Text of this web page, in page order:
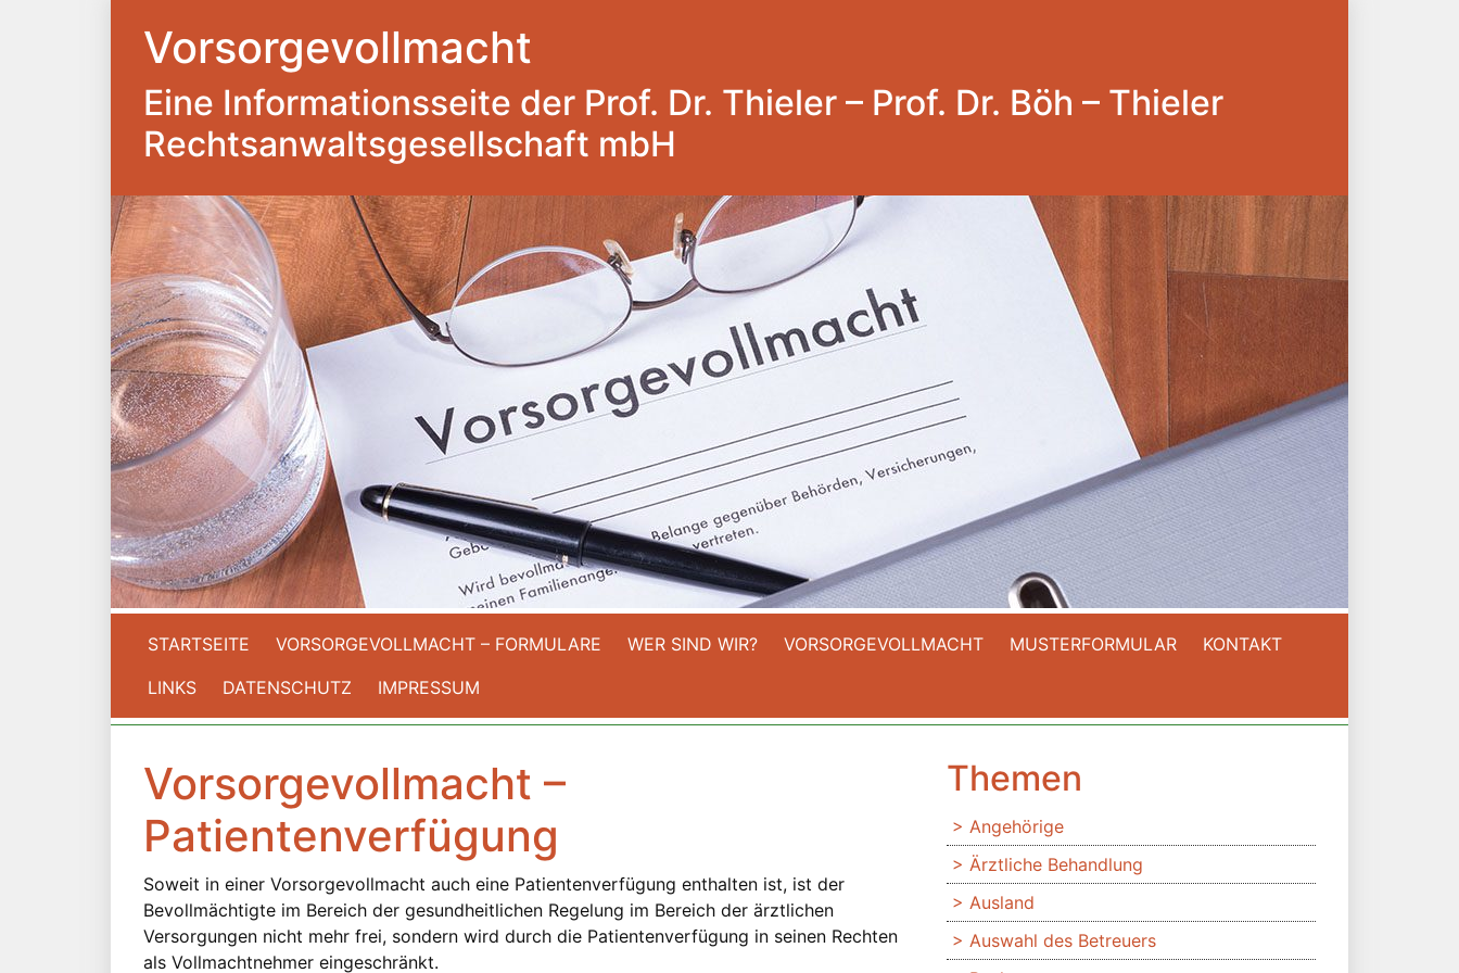
Vorsorgevollmacht
Eine Informationsseite der Prof. Dr. Thieler – Prof. Dr. Böh – Thieler
Rechtsanwaltsgesellschaft mbH
STARTSEITE VORSORGEVOLLMACHT – FORMULARE WER SIND WIR? VORSORGEVOLLMACHT MUSTERFORMULAR
KONTAKT
LINKS
DATENSCHUTZ IMPRESSUM
Vorsorgevollmacht –
Patientenverfügung
Soweit in einer Vorsorgevollmacht auch eine Patientenverfügung enthalten ist, ist der
Bevollmächtigte im Bereich der gesundheitlichen Regelung im Bereich der ärztlichen
Versorgungen nicht mehr frei, sondern wird durch die Patientenverfügung in seinen Rechten
als Vollmachtnehmer eingeschränkt.
Themen
Angehörige
Ärztliche Behandlung
Ausland
Auswahl des Betreuers